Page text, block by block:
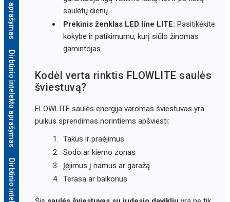
Dirbtinio intelekto aprašymas
saulėtų dienų.
Prekinis ženklas LED line LITE: Pasitikėkite
kokybe ir patikimumu, kurį siūlo žinomas
gamintojas.
Kodėl verta rinktis FLOWLITE saulės
šviestuvą?
FLOWLITE saulės energija varomas šviestuvas yra
puikus sprendimas norintiems apšviesti:
Takus ir praėjimus
Sodo ar kiemo zonas
Įėjimus į namus ar garažą
Terasa ar balkonus